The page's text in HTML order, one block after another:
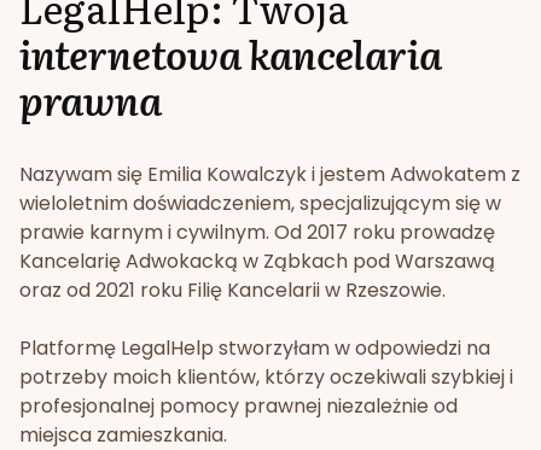
internetowa kancelaria
prawna
Nazywam się Emilia Kowalczyk i jestem Adwokatem z
wieloletnim doświadczeniem, specjalizującym się w
prawie karnym i cywilnym. Od 2017 roku prowadzę
Kancelarię Adwokacką w Ząbkach pod Warszawą
oraz od 2021 roku Filię Kancelarii w Rzeszowie.
Platformę LegalHelp stworzyłam w odpowiedzi na
potrzeby moich klientów, którzy oczekiwali szybkiej i
profesjonalnej pomocy prawnej niezależnie od
miejsca zamieszkania.